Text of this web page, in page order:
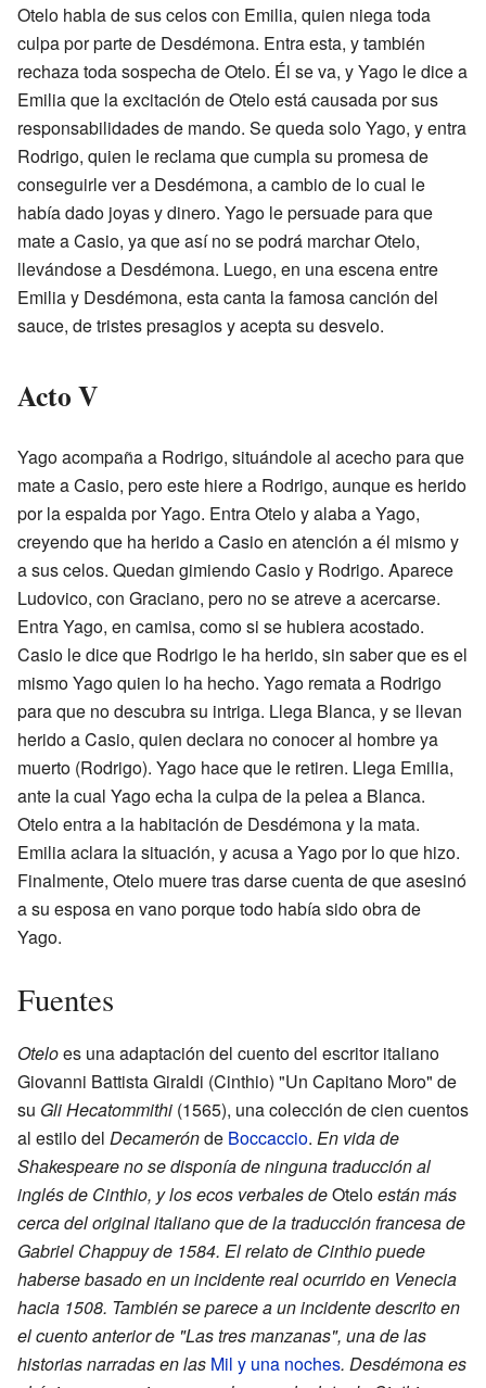
Otelo habla de sus celos con Emilia, quien niega toda
culpa por parte de Desdémona. Entra esta, y también
rechaza toda sospecha de Otelo. Él se va, y Yago le dice a
Emilia que la excitación de Otelo está causada por sus
responsabilidades de mando. Se queda solo Yago, y entra
Rodrigo, quien le reclama que cumpla su promesa de
conseguirle ver a Desdémona, a cambio de lo cual le
había dado joyas y dinero. Yago le persuade para que
mate a Casio, ya que así no se podrá marchar Otelo,
llevándose a Desdémona. Luego, en una escena entre
Emilia y Desdémona, esta canta la famosa canción del
sauce, de tristes presagios y acepta su desvelo.
Acto V
Yago acompaña a Rodrigo, situándole al acecho para que
mate a Casio, pero este hiere a Rodrigo, aunque es herido
por la espalda por Yago. Entra Otelo y alaba a Yago,
creyendo que ha herido a Casio en atención a él mismo y
a sus celos. Quedan gimiendo Casio y Rodrigo. Aparece
Ludovico, con Graciano, pero no se atreve a acercarse.
Entra Yago, en camisa, como si se hubiera acostado.
Casio le dice que Rodrigo le ha herido, sin saber que es el
mismo Yago quien lo ha hecho. Yago remata a Rodrigo
para que no descubra su intriga. Llega Blanca, y se llevan
herido a Casio, quien declara no conocer al hombre ya
muerto (Rodrigo). Yago hace que le retiren. Llega Emilia,
ante la cual Yago echa la culpa de la pelea a Blanca.
Otelo entra a la habitación de Desdémona y la mata.
Emilia aclara la situación, y acusa a Yago por lo que hizo.
Finalmente, Otelo muere tras darse cuenta de que asesinó
a su esposa en vano porque todo había sido obra de
Yago.
Fuentes
Oteloes una adaptación del cuento del escritor italiano
Giovanni Battista Giraldi (Cinthio) "Un Capitano Moro" de
su Gli Hecatommithi (1565), una colección de cien cuentos
al estilo del Decamerónde Boccaccio. En vida de
Shakespeare no se disponía de ninguna traducción al
inglés de Cinthio, y los ecos verbales deOteloestán más
cerca del original italiano que de la traducción francesa de
Gabriel Chappuy de 1584. El relato de Cinthio puede
haberse basado en un incidente real ocurrido en Venecia
hacia 1508. También se parece a un incidente descrito en
el cuento anterior de "Las tres manzanas", una de las
historias narradas en las Mil y una noches. Desdémona es